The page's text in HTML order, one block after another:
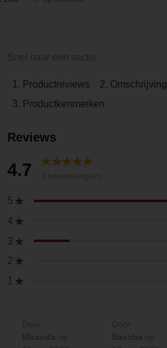
1. Productreviews
2. Omschrijving
3. Productkenmerken
Reviews
4.7
5
4
3
2
1